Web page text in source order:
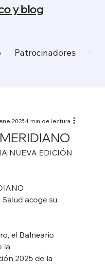
Patrocinadores
y blog
20251 min de lectura
NUEVA EDICIÓN
acoge su
el Balneario
la
2025 de la